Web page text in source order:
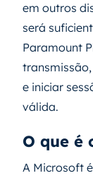
em outros
será
Paramount
e iniciar
válida.
O que é
A Microsoft